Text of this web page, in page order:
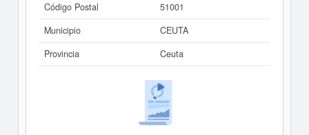
Código Postal
51001
Municipio
CEUTA
Provincia
Ceuta